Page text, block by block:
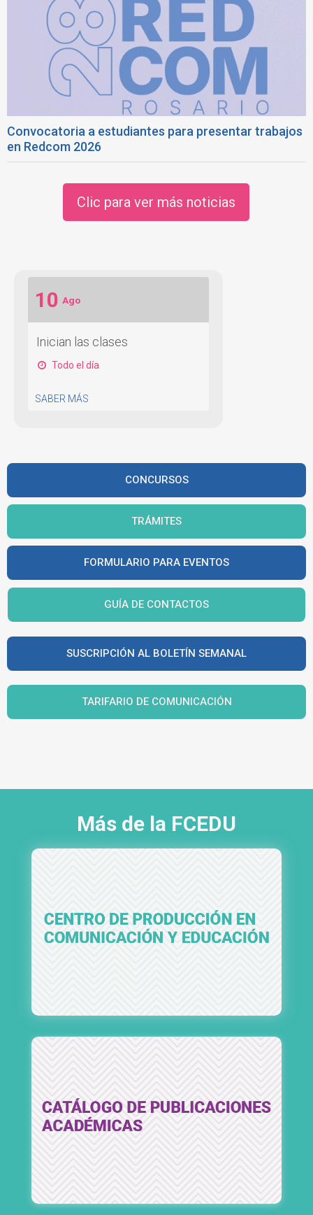
Convocatoria a estudiantes para presentar trabajos
en Redcom 2026
Clic para ver más noticias
10 Ago
Inician las clases
Todo el día
SABER MÁS
CONCURSOS
TRÁMITES
FORMULARIO PARA EVENTOS
GUÍA DE CONTACTOS
SUSCRIPCIÓN AL BOLETÍN SEMANAL
TARIFARIO DE COMUNICACIÓN
Más de la FCEDU